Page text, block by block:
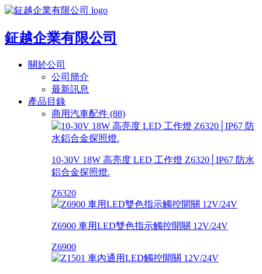
鉦越企業有限公司
關於公司
公司簡介
最新訊息
產品目錄
商用汽車配件 (88)
10-30V 18W 高亮度 LED 工作燈 Z6320│IP67 防水
鋁合金探照燈.
Z6320
Z6900 車用LED雙色指示觸控開關 12V/24V
Z6900